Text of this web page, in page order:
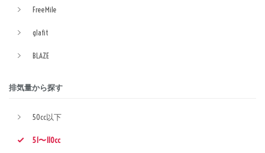
FreeMile
glafit
BLAZE
排気量から探す
50cc以下
51〜110cc